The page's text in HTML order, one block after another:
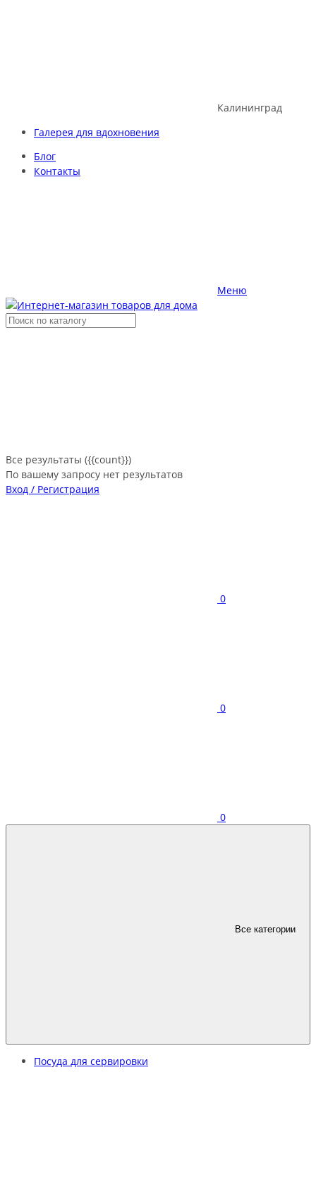
Калининград
Галерея для вдохновения
Блог
Контакты
Меню
Все результаты ({{count}})
По вашему запросу нет результатов
Вход / Регистрация
0
0
0
Все категории
Посуда для сервировки